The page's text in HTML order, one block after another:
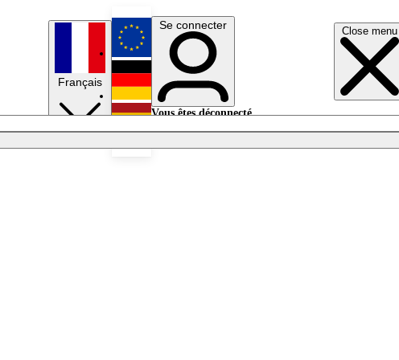
Close menu
Français
English
Deutsch
Se connecter
Vous êtes déconnecté.